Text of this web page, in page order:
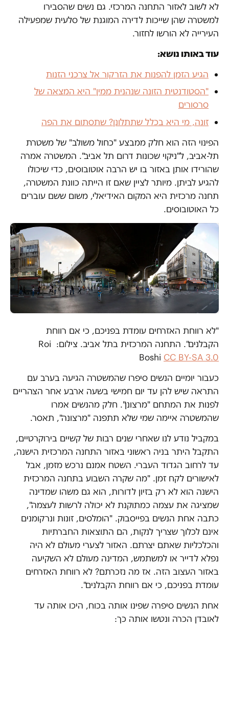
לא לשוב לאזור התחנה המרכזי. גם נשים שהסבירו
למשטרה שהן שייכות לדירה המוגנת של סלעית שמפעילה
העירייה לא הורשו לחזור.
עוד באותו נושא:
הגיע הזמן להפנות את הזרקור אל צרכני הזנות
"הסטודנטית הזונה שנהנית ממין" היא המצאה של
סרסורים
זונה, מי היא בכלל שתתלונן? שתסתום את הפה
הפינוי הזה הוא חלק ממבצע "כחול משולב" של משטרת
תל-אביב, ל"ניקוי שכונות דרום תל אביב". המשטרה אמרה
שהורידו אותן באזור בו יש הרבה אוטובוסים, כדי שיכולו
להגיע לביתן. מיותר לציין שאם זו הייתה כוונת המשטרה,
תחנה מרכזית היא המקום האידיאלי, משום ששם עוברים
כל האוטובוסים.
"לא רווחת האזרחים עומדת בפניכם, כי אם רווחת
הקבלנים". התחנה המרכזית בתל אביב. צילום: Roi
Boshi CC BY-SA 3.0
כעבור יומיים הנשים סיפרו שהמשטרה הגיעה בערב עם
התראה שיש להן עד יום חמישי בשעה ארבע אחר הצהריים
לפנות את המתחם "מרצונן". חלק מהנשים אמרו
שהמשטרה איימה שמי שלא תתפנה "מרצונה", תאסר.
במקביל נודע לנו שאחרי שנים רבות של קשיים בירוקרטיים,
התקבל היתר בניה ראשוני באזור התחנה המרכזית הישנה,
עד לרחוב הגדוד העברי. השטח אמנם נרכש מזמן, אבל
לאישורים לקח זמן. "מה שקרה השבוע בתחנה המרכזית
הישנה הוא לא רק בזיון לדורות, הוא גם משהו שמדינה
שמציגה את עצמה כמתוקנת לא יכולה לרשות לעצמה",
כתבה אחת הנשים בפייסבוק. "הומלסים, זונות ונרקומנים
אינם לכלוך שצריך לנקות, הם התוצאות החברתיות
והכלכליות שאתם יצרתם. האזור לצערי מעולם לא היה
נפלא לדייר או למשתמש, המדינה מעולם לא השקיעה
באזור העצוב הזה. אז מה נזכרתם? לא רווחת האזרחים
עומדת בפניכם, כי אם רווחת הקבלנים".
אחת הנשים סיפרה שפינו אותה בכוח, היכו אותה עד
לאובדן הכרה ונטשו אותה כך: